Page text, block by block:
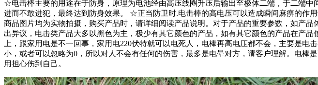
☆电击棒主要的用途在于防身，原理为电池经由高压线圈升压后输出至极体二端，于二端
进而不敢进犯，最终达到防身效果。 ☆正当防卫时.电击棒的高电压可以造成瞬间麻痹的作
商品图片均为实物拍摄，购买产品时，请详细阅读产品说明。对于产品的重要参数，如产
出异议，电击类产品大多以黑色为主，极少有其它颜色的产品，如有其它颜色的产品在产
上，跟家用电是不一回事，家用电220伏特就可以电死人，电棒再高电压都不会，主要是
小，或者可以忽略为0，所以对人不会有任何的伤害，最多是电晕对方，请客户理解。电
用担心伤到自己。